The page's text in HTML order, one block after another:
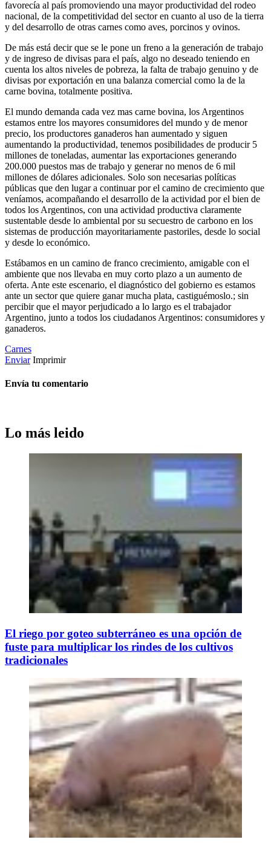
favorecía al país promoviendo una mayor productividad del rodeo
nacional, de la competitividad del sector en cuanto al uso de la tierra
y del desarrollo de otras carnes como aves, porcinos y ovinos.
De más está decir que se le pone un freno a la generación de trabajo
y de ingreso de divisas para el país, algo no deseado teniendo en
cuenta los altos niveles de pobreza, la falta de trabajo genuino y de
divisas por exportación en una balanza comercial como la de la
carne bovina, totalmente positiva.
El mundo demanda cada vez mas carne bovina, los Argentinos
estamos entre los mayores consumidores del mundo y de menor
precio, los productores ganaderos han aumentado y siguen
aumentando la productividad, tenemos posibilidades de producir 5
millones de toneladas, aumentar las exportaciones generando
200.000 puestos mas de trabajo y generar no menos de 6 mil
millones de dólares adicionales. Solo son necesarias políticas
públicas que den lugar a continuar por el camino de crecimiento que
veníamos, acompañando el desarrollo de la actividad por el bien de
todos los Argentinos, con una actividad productiva claramente
sustentable desde lo ambiental por su secuestro de carbono en los
sistemas de producción mayoritariamente pastoriles, desde lo social
y desde lo económico.
Estábamos en un camino de franco crecimiento, amigable con el
ambiente que nos llevaba en muy corto plazo a un aumento de
oferta. Ante este escenario, el diagnóstico del gobierno es estamos
ante un sector que quiere ganar mucha plata, castiguémoslo.; sin
percibir que el mayor perjudicado a lo largo es el trabajador
Argentino, junto a todos los ciudadanos Argentinos: consumidores y
ganaderos.
Carnes
Enviar Imprimir
Envía tu comentario
Lo más leido
El riego por goteo subterráneo es una opción de
fuste para multiplicar los rindes de los cultivos
tradicionales